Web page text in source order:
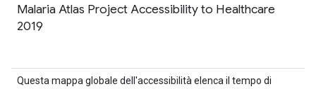
Malaria Atlas Project Accessibility to Healthcare
2019
Questa mappa globale dell'accessibilità elenca il tempo di